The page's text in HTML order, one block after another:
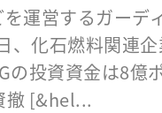
運営するガーデ
、化石燃料関連
の投資資金は8億
撤 [&hel...